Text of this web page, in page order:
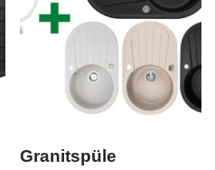
Granitspüle